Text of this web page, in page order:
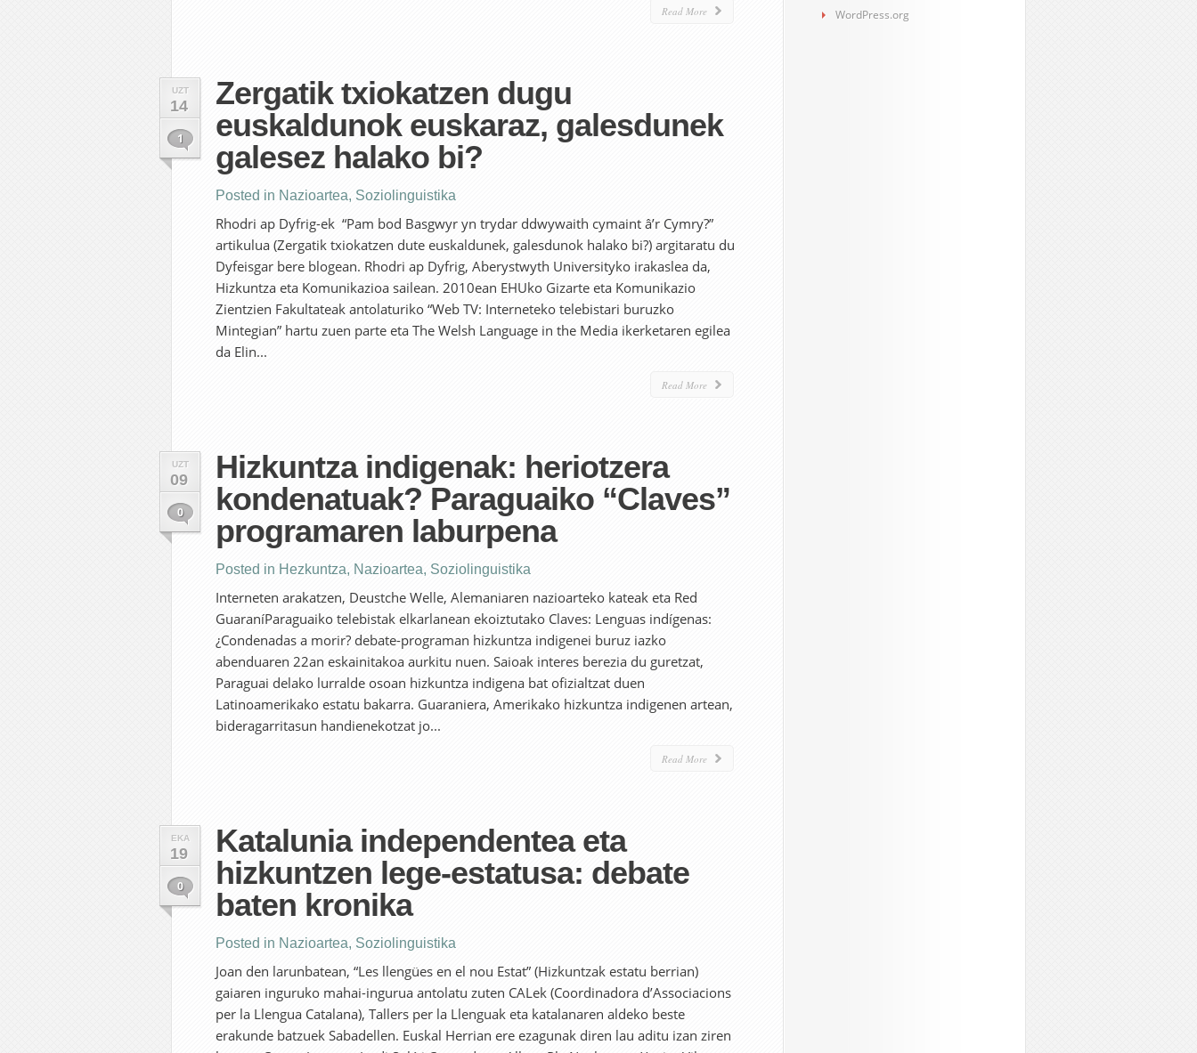
Read More
UZT
14
1
Zergatik txiokatzen dugu
euskaldunok euskaraz, galesdunek
galesez halako bi?
Posted in Nazioartea, Soziolinguistika
Rhodri ap Dyfrig-ek “Pam bod Basgwyr yn trydar ddwywaith cymaint â’r Cymry?”
artikulua (Zergatik txiokatzen dute euskaldunek, galesdunok halako bi?) argitaratu du
Dyfeisgar bere blogean. Rhodri ap Dyfrig, Aberystwyth Universityko irakaslea da,
Hizkuntza eta Komunikazioa sailean. 2010ean EHUko Gizarte eta Komunikazio
Zientzien Fakultateak antolaturiko “Web TV: Interneteko telebistari buruzko
Mintegian” hartu zuen parte eta The Welsh Language in the Media ikerketaren egilea
da Elin...
Read More
UZT
09
0
Hizkuntza indigenak: heriotzera
kondenatuak? Paraguaiko “Claves”
programaren laburpena
Posted in Hezkuntza, Nazioartea, Soziolinguistika
Interneten arakatzen, Deustche Welle, Alemaniaren nazioarteko kateak eta Red
GuaraníParaguaiko telebistak elkarlanean ekoiztutako Claves: Lenguas indígenas:
¿Condenadas a morir? debate-programan hizkuntza indigenei buruz iazko
abenduaren 22an eskainitakoa aurkitu nuen. Saioak interes berezia du guretzat,
Paraguai delako lurralde osoan hizkuntza indigena bat ofizialtzat duen
Latinoamerikako estatu bakarra. Guaraniera, Amerikako hizkuntza indigenen artean,
bideragarritasun handienekotzat jo...
Read More
EKA
19
0
Katalunia independentea eta
hizkuntzen lege-estatusa: debate
baten kronika
Posted in Nazioartea, Soziolinguistika
Joan den larunbatean, “Les llengües en el nou Estat” (Hizkuntzak estatu berrian)
gaiaren inguruko mahai-ingurua antolatu zuten CALek (Coordinadora d’Associacions
per la Llengua Catalana), Tallers per la Llenguak eta katalanaren aldeko beste
erakunde batzuek Sabadellen. Euskal Herrian ere ezagunak diren lau aditu izan ziren
WordPress.org